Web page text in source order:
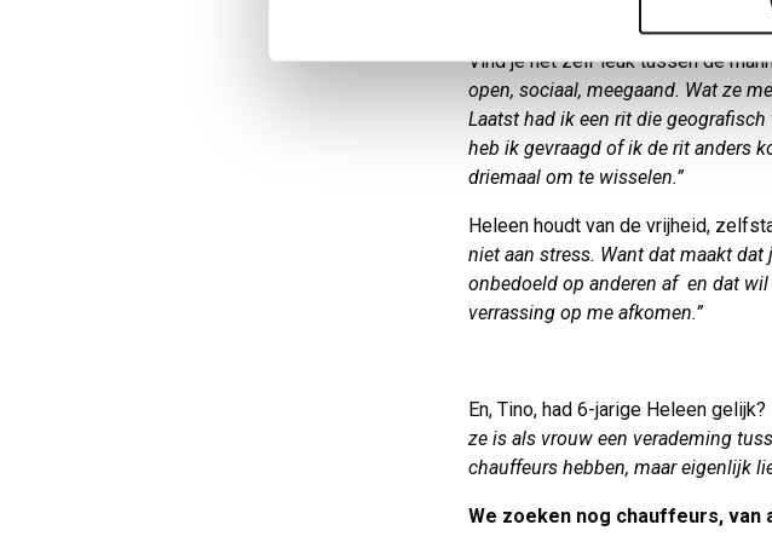
ruziënde mannen springt, stoppen
Vind je het zelf leuk tussen de
open, sociaal, meegaand. Wat ze
Laatst had ik een rit die
heb ik gevraagd of ik de rit anders
driemaal om te wisselen.”
Heleen houdt van de vrijheid,
niet aan stress. Want dat maakt
onbedoeld op anderen af en dat
verrassing op me afkomen.”
En, Tino, had 6-jarige Heleen
ze is als vrouw een verademing
chauffeurs hebben, maar eigenlijk
We zoeken nog chauffeurs, van